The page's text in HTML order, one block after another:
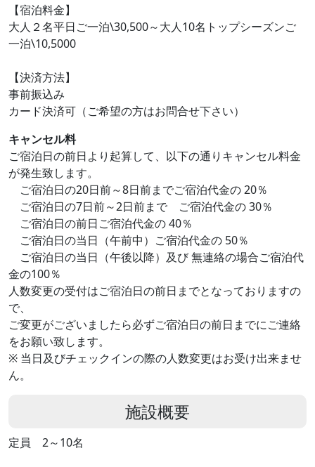
【宿泊料金】
大人２名平日ご一泊\30,500～大人10名トップシーズンご
一泊\10,5000
【決済方法】
事前振込み
カード決済可（ご希望の方はお問合せ下さい）
キャンセル料
ご宿泊日の前日より起算して、以下の通りキャンセル料金
が発生致します。
ご宿泊日の20日前～8日前までご宿泊代金の 20％
ご宿泊日の7日前～2日前まで ご宿泊代金の 30％
ご宿泊日の前日ご宿泊代金の 40％
ご宿泊日の当日（午前中）ご宿泊代金の 50％
ご宿泊日の当日（午後以降）及び 無連絡の場合ご宿泊代
金の100％
人数変更の受付はご宿泊日の前日までとなっておりますの
で、
ご変更がございましたら必ずご宿泊日の前日までにご連絡
をお願い致します。
※ 当日及びチェックインの際の人数変更はお受け出来ませ
ん。
施設概要
定員 2～10名